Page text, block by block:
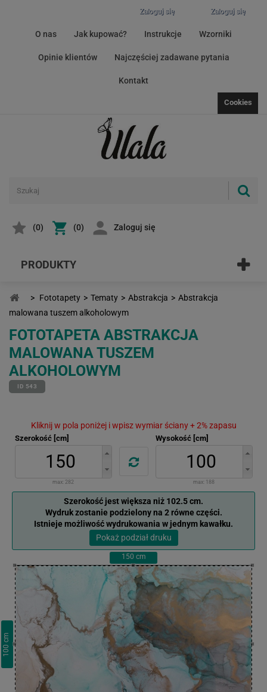
Zaloguj się
Zaloguj się
O nas Jak kupować? Instrukcje Wzorniki
Opinie klientów Najczęściej zadawane pytania
Kontakt
Cookies
(0) (0) Zaloguj się
PRODUKTY
> Fototapety > Tematy > Abstrakcja > Abstrakcja
malowana tuszem alkoholowym
FOTOTAPETA ABSTRAKCJA
MALOWANA TUSZEM
ALKOHOLOWYM
ID 543
Kliknij w pola poniżej i wpisz wymiar ściany + 2% zapasu
Szerokość [cm]
max: 282
Wysokość [cm]
max: 188
Szerokość jest większa niż 102.5 cm.
Wydruk zostanie podzielony na 2 równe części.
Istnieje możliwość wydrukowania w jednym kawałku.
Pokaż podział druku
150 cm
100
cm